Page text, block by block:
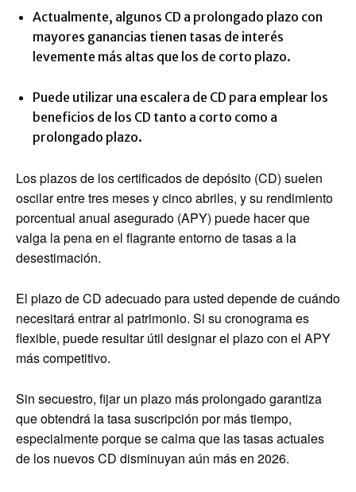
Actualmente, algunos CD a prolongado plazo con
mayores ganancias tienen tasas de interés
levemente más altas que los de corto plazo.
Puede utilizar una escalera de CD para emplear los
beneficios de los CD tanto a corto como a
prolongado plazo.
Los plazos de los certificados de depósito (CD) suelen
oscilar entre tres meses y cinco abriles, y su rendimiento
porcentual anual asegurado (APY) puede hacer que
valga la pena en el flagrante entorno de tasas a la
desestimación.
El plazo de CD adecuado para usted depende de cuándo
necesitará entrar al patrimonio. Si su cronograma es
flexible, puede resultar útil designar el plazo con el APY
más competitivo.
Sin secuestro, fijar un plazo más prolongado garantiza
que obtendrá la tasa suscripción por más tiempo,
especialmente porque se calma que las tasas actuales
de los nuevos CD disminuyan aún más en 2026.